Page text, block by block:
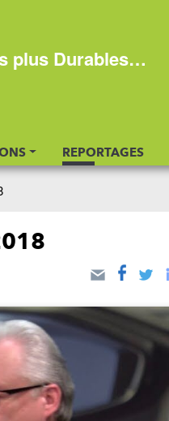
plus Durables…
REPORTAGES